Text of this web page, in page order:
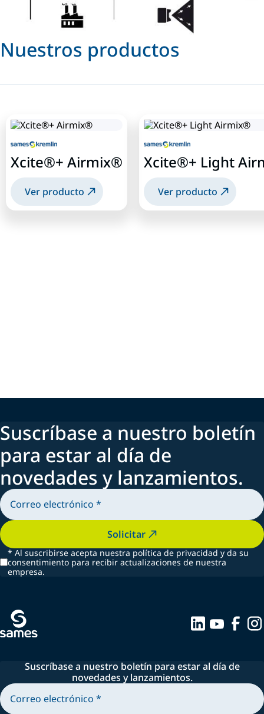
Nuestros productos
Xcite®+ Airmix®
Ver producto
Xcite®+ Light
Ver producto
Suscríbase a nuestro boletín
para estar al día de
novedades y lanzamientos.
Solicitar
* Al suscribirse acepta nuestra política de privacidad y da su
consentimiento para recibir actualizaciones de nuestra
empresa.
Suscríbase a nuestro boletín para estar al día de
novedades y lanzamientos.